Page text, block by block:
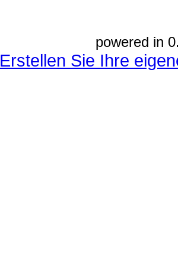
powered in
Erstellen Sie Ihre